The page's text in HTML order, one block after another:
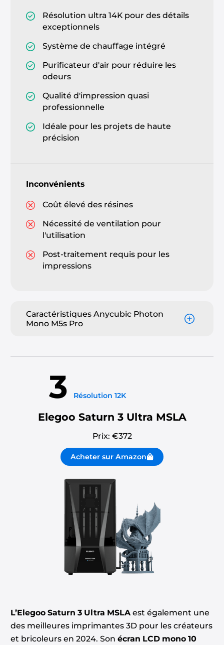
Résolution ultra 14K pour des détails
exceptionnels
Système de chauffage intégré
Purificateur d'air pour réduire les
odeurs
Qualité d'impression quasi
professionnelle
Idéale pour les projets de haute
précision
Inconvénients
Coût élevé des résines
Nécessité de ventilation pour
l'utilisation
Post-traitement requis pour les
impressions
Caractéristiques Anycubic Photon
Mono M5s Pro
3 Résolution 12K
Elegoo Saturn 3 Ultra MSLA
Prix: €372
Acheter sur Amazon
L’Elegoo Saturn 3 Ultra MSLAest également une
des meilleures imprimantes 3D pour les créateurs
et bricoleurs en 2024. Son écran LCD mono 10